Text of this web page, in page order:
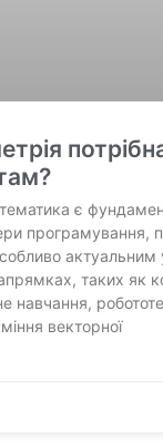
є
програмування,
актуальним
таких як
навчання,
векторної